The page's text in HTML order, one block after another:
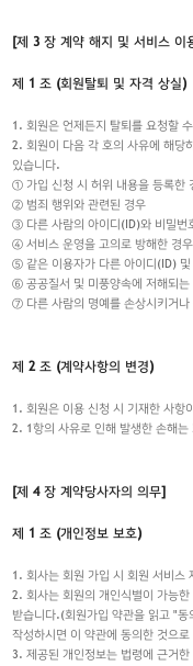
[제 3 장 계약 해지 및 서비스 이
제 1 조 (회원탈퇴 및 자격 상실)
1. 회원은 언제든지 탈퇴를 요청할
2. 회원이 다음 각 호의 사유에 해당
있습니다.
① 가입 신청 시 허위 내용을 등록한
② 범죄 행위와 관련된 경우
③ 다른 사람의 아이디(ID)와 비밀번
④ 서비스 운영을 고의로 방해한 경우
⑤ 같은 이용자가 다른 아이디(ID)
⑥ 공공질서 및 미풍양속에 저해되
⑦ 다른 사람의 명예를 손상시키거
제 2 조 (계약사항의 변경)
1. 회원은 이용 신청 시 기재한 사항
2. 1항의 사유로 인해 발생한 손해
[제 4 장 계약당사자의 의무]
제 1 조 (개인정보 보호)
1. 회사는 회원 가입 시 회원 서비스
2. 회사는 회원의 개인식별이 가능
받습니다.(회원가입 약관을 읽고 "
작성하시면 이 약관에 동의한 것으
3. 제공된 개인정보는 법령에 근거